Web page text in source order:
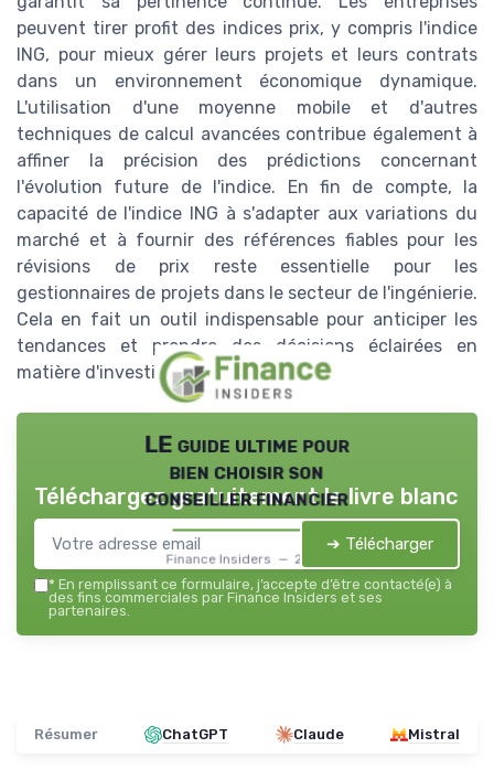
peuvent tirer profit des indices prix, y compris l'indice
ING, pour mieux gérer leurs projets et leurs contrats
dans un environnement économique dynamique.
L'utilisation d'une moyenne mobile et d'autres
techniques de calcul avancées contribue également à
affiner la précision des prédictions concernant
l'évolution future de l'indice. En fin de compte, la
capacité de l'indice ING à s'adapter aux variations du
marché et à fournir des références fiables pour les
révisions de prix reste essentielle pour les
gestionnaires de projets dans le secteur de l'ingénierie.
Cela en fait un outil indispensable pour anticiper les
tendances et prendre des décisions éclairées en
matière d'investissement.
LE guide ultime pour
bien choisir son
conseiller financier
Finance Insiders — 2026
Téléchargez gratuitement le livre blanc
➔ Télécharger
* En remplissant ce formulaire, j’accepte d’être contacté(e) à
des fins commerciales par Finance Insiders et ses
partenaires.
Résumer ChatGPT Claude Mistral